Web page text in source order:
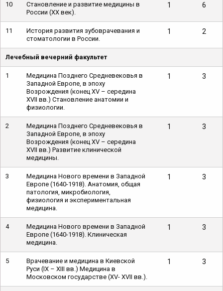
10
Становление и развитие медицины в
России (XX век).
1 6
11
История развития зубоврачевания и
стоматологии в России.
1 2
Лечебный вечерний факультет
1
Медицина Позднего Средневековья в
Западной Европе, в эпоху
Возрождения (конец XV – середина
XVII вв.) Становление анатомии и
физиологии.
1 3
2
Медицина Позднего Средневековья в
Западной Европе, в эпоху
Возрождения (конец XV – середина
XVII вв.) Развитие клинической
медицины.
1 3
3
Медицина Нового времени в Западной
Европе (1640-1918). Анатомия, общая
патология, микробиология,
физиология и экспериментальная
медицина.
1 3
4
Медицина Нового времени в Западной
Европе (1640-1918). Клиническая
медицина.
1 3
5
Врачевание и медицина в Киевской
Руси (IX – XIII вв.) Медицина в
Московском государстве (XV- XVII вв.).
1 3